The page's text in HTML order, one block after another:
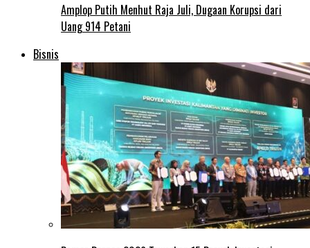
Amplop Putih Menhut Raja Juli, Dugaan Korupsi dari
Uang 914 Petani
Bisnis